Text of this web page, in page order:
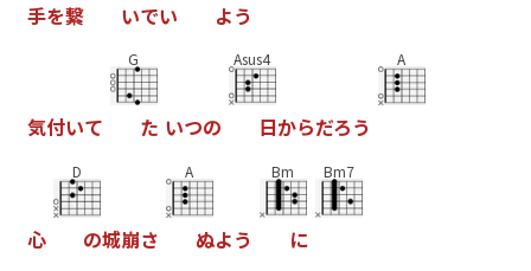
手を繋 いでい よう
気付いて
G
た いつの
Asus4
日からだろう
A
心
D
の城崩さ
A
ぬよう
Bm
に
Bm7